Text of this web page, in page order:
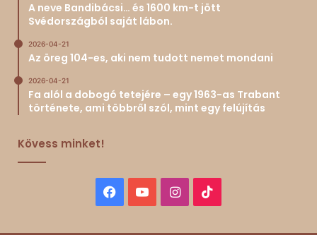
A neve Bandibácsi… és 1600 km-t jött
Svédországból saját lábon.
2026-04-21
Az öreg 104-es, aki nem tudott nemet mondani
2026-04-21
Fa alól a dobogó tetejére – egy 1963-as Trabant
története, ami többről szól, mint egy felújítás
Kövess minket!
Facebook
YouTubeInstagram